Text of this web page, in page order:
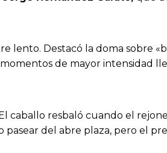
lento. Destacó la doma sobre
de mayor intensidad
caballo resbaló cuando el
del abre plaza, pero el